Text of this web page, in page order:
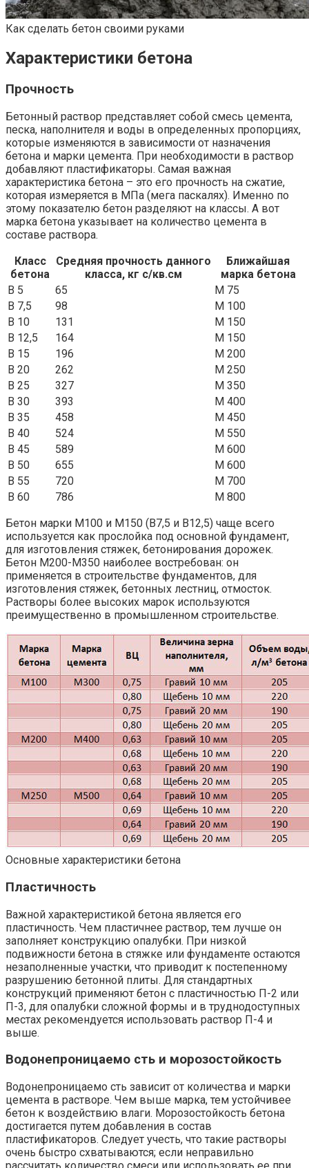
Как сделать бетон своими руками
Характеристики бетона
Прочность
Бетонный раствор представляет собой смесь цемента,
песка, наполнителя и воды в определенных пропорциях,
которые изменяются в зависимости от назначения
бетона и марки цемента. При необходимости в раствор
добавляют пластификаторы. Самая важная
характеристика бетона – это его прочность на сжатие,
которая измеряется в МПа (мега паскалях). Именно по
этому показателю бетон разделяют на классы. А вот
марка бетона указывает на количество цемента в
составе раствора.
Класс
бетона
Средняя прочность данного
класса, кг с/кв.см
Ближайшая
марка бетона
В 5
65
М 75
В 7,5
98
М 100
В 10
131
М 150
В 12,5
164
М 150
В 15
196
М 200
В 20
262
М 250
В 25
327
М 350
В 30
393
М 400
В 35
458
М 450
В 40
524
М 550
В 45
589
М 600
В 50
655
М 600
В 55
720
М 700
В 60
786
М 800
Бетон марки М100 и М150 (В7,5 и В12,5) чаще всего
используется как прослойка под основной фундамент,
для изготовления стяжек, бетонирования дорожек.
Бетон М200-М350 наиболее востребован: он
применяется в строительстве фундаментов, для
изготовления стяжек, бетонных лестниц, отмосток.
Растворы более высоких марок используются
преимущественно в промышленном строительстве.
Основные характеристики бетона
Пластичность
Важной характеристикой бетона является его
пластичность. Чем пластичнее раствор, тем лучше он
заполняет конструкцию опалубки. При низкой
подвижности бетона в стяжке или фундаменте остаются
незаполненные участки, что приводит к постепенному
разрушению бетонной плиты. Для стандартных
конструкций применяют бетон с пластичностью П-2 или
П-3, для опалубки сложной формы и в труднодоступных
местах рекомендуется использовать раствор П-4 и
выше.
Водонепроницаемо сть и морозостойкость
Водонепроницаемо сть зависит от количества и марки
цемента в растворе. Чем выше марка, тем устойчивее
бетон к воздействию влаги. Морозостойкость бетона
достигается путем добавления в состав
пластификаторов. Следует учесть, что такие растворы
очень быстро схватываются; если неправильно